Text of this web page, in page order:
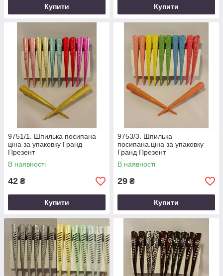
Купити Купити
9751/1. Шпилька посипана
ціна за упаковку Гранд
Презент
В наявності
42 ₴
Купити
9753/3. Шпилька
посипана.ціна за упаковку
Гранд Презент
В наявності
29 ₴
Купити